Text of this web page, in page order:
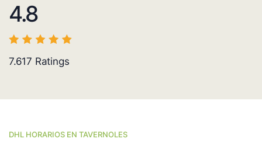
4.8
7.617 Ratings
DHL HORARIOS EN TAVERNOLES